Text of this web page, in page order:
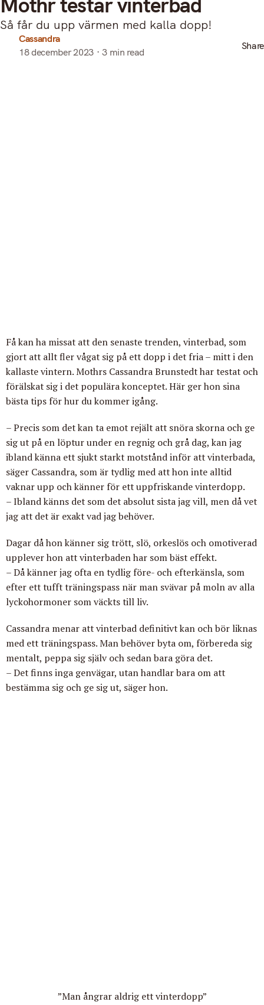
Så får du upp värmen med kalla dopp!
Cassandra
18 december 2023
3 min read
Share
Få kan ha missat att den senaste trenden, vinterbad, som
gjort att allt fler vågat sig på ett dopp i det fria – mitt i den
kallaste vintern. Mothrs Cassandra Brunstedt har testat och
förälskat sig i det populära konceptet. Här ger hon sina
bästa tips för hur du kommer igång.
– Precis som det kan ta emot rejält att snöra skorna och ge
sig ut på en löptur under en regnig och grå dag, kan jag
ibland känna ett sjukt starkt motstånd inför att vinterbada,
säger Cassandra, som är tydlig med att hon inte alltid
vaknar upp och känner för ett uppfriskande vinterdopp.
– Ibland känns det som det absolut sista jag vill, men då vet
jag att det är exakt vad jag behöver.
Dagar då hon känner sig trött, slö, orkeslös och omotiverad
upplever hon att vinterbaden har som bäst effekt.
– Då känner jag ofta en tydlig före- och efterkänsla, som
efter ett tufft träningspass när man svävar på moln av alla
lyckohormoner som väckts till liv.
Cassandra menar att vinterbad definitivt kan och bör liknas
med ett träningspass. Man behöver byta om, förbereda sig
mentalt, peppa sig själv och sedan bara göra det.
– Det finns inga genvägar, utan handlar bara om att
bestämma sig och ge sig ut, säger hon.
”Man ångrar aldrig ett vinterdopp”